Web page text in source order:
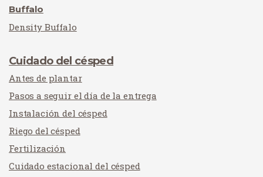
Buffalo
Density Buffalo
Cuidado del césped
Antes de plantar
Pasos a seguir el día de la entrega
Instalación del césped
Riego del césped
Fertilización
Cuidado estacional del césped